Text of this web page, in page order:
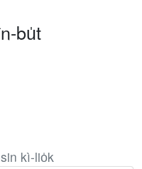
bu̍t
kì-lio̍k